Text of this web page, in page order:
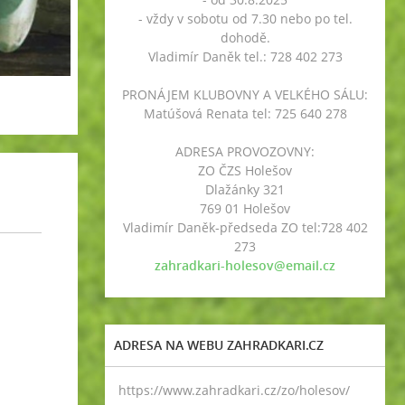
- vždy v sobotu od 7.30 nebo po tel.
dohodě.
Vladimír Daněk tel.: 728 402 273
PRONÁJEM KLUBOVNY A VELKÉHO SÁLU:
Matúšová Renata tel: 725 640 278
ADRESA PROVOZOVNY:
ZO ČZS Holešov
Dlažánky 321
769 01 Holešov
Vladimír Daněk-předseda ZO tel:728 402
273
zahradkari-holesov@email.cz
ADRESA NA WEBU ZAHRADKARI.CZ
https://www.zahradkari.cz/zo/holesov/